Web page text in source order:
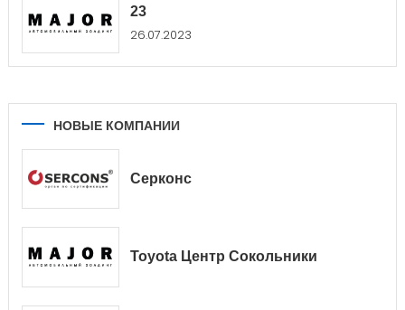
23
26.07.2023
НОВЫЕ КОМПАНИИ
Серконс
Toyota Центр Сокольники